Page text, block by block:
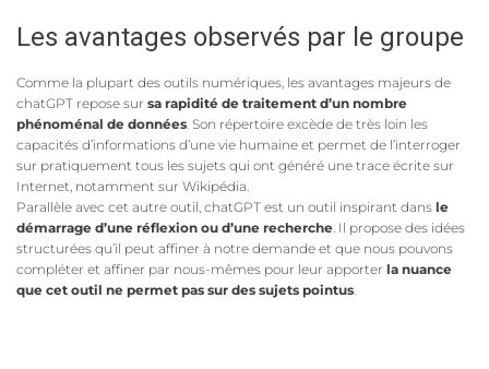
Les avantages observés par le groupe
Comme la plupart des outils numériques, les avantages majeurs de
chatGPT repose sur sa rapidité de traitement d’un nombre
phénoménal de données . Son répertoire excède de très loin les
capacités d’informations d’une vie humaine et permet de l’interroger
sur pratiquement tous les sujets qui ont généré une trace écrite sur
Internet, notamment sur Wikipédia.
Parallèle avec cet autre outil, chatGPT est un outil inspirant dans le
démarrage d’une réflexion ou d’une recherche . Il propose des idées
structurées qu’il peut affiner à notre demande et que nous pouvons
compléter et affiner par nous-mêmes pour leur apporter la nuance
que cet outil ne permet pas sur des sujets pointus